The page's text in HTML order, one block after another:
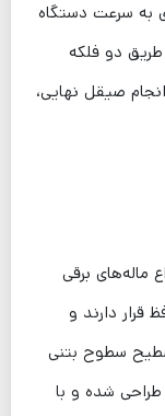
به سرعت دستگاه
طریق دو فلکه
صیقل نهایی،
انواع ماله‌های برقی
دارند و
سطوح بتنی
طراحی شده و با